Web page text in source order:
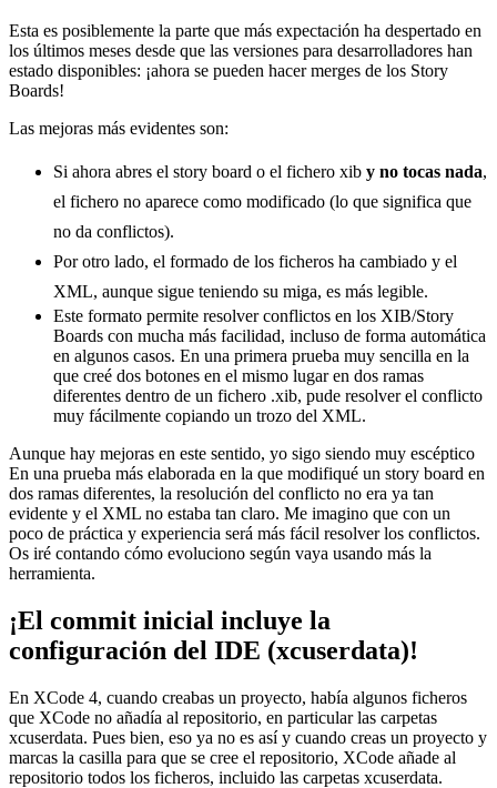
Esta es posiblemente la parte que más expectación ha despertado en
los últimos meses desde que las versiones para desarrolladores han
estado disponibles: ¡ahora se pueden hacer merges de los Story
Boards!
Las mejoras más evidentes son:
Si ahora abres el story board o el fichero xib y no tocas nada,
el fichero no aparece como modificado (lo que significa que
no da conflictos).
Por otro lado, el formado de los ficheros ha cambiado y el
XML, aunque sigue teniendo su miga, es más legible.
Este formato permite resolver conflictos en los XIB/Story
Boards con mucha más facilidad, incluso de forma automática
en algunos casos. En una primera prueba muy sencilla en la
que creé dos botones en el mismo lugar en dos ramas
diferentes dentro de un fichero .xib, pude resolver el conflicto
muy fácilmente copiando un trozo del XML.
Aunque hay mejoras en este sentido, yo sigo siendo muy escéptico
En una prueba más elaborada en la que modifiqué un story board en
dos ramas diferentes, la resolución del conflicto no era ya tan
evidente y el XML no estaba tan claro. Me imagino que con un
poco de práctica y experiencia será más fácil resolver los conflictos.
Os iré contando cómo evoluciono según vaya usando más la
herramienta.
¡El commit inicial incluye la
configuración del IDE (xcuserdata)!
En XCode 4, cuando creabas un proyecto, había algunos ficheros
que XCode no añadía al repositorio, en particular las carpetas
xcuserdata. Pues bien, eso ya no es así y cuando creas un proyecto y
marcas la casilla para que se cree el repositorio, XCode añade al
repositorio todos los ficheros, incluido las carpetas xcuserdata.